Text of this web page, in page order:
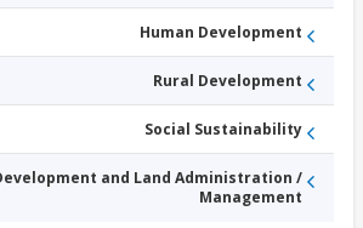
Human Development
Rural Development
Social Sustainability
Urban Development and Land Administration /
Management